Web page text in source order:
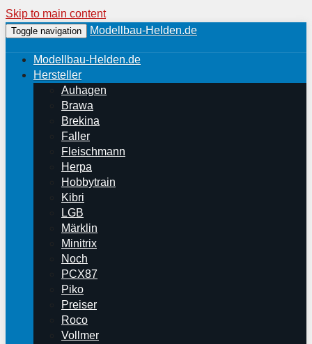
Skip to main content
Toggle navigation Modellbau-Helden.de
Modellbau-Helden.de
Hersteller
Auhagen
Brawa
Brekina
Faller
Fleischmann
Herpa
Hobbytrain
Kibri
LGB
Märklin
Minitrix
Noch
PCX87
Piko
Preiser
Roco
Vollmer